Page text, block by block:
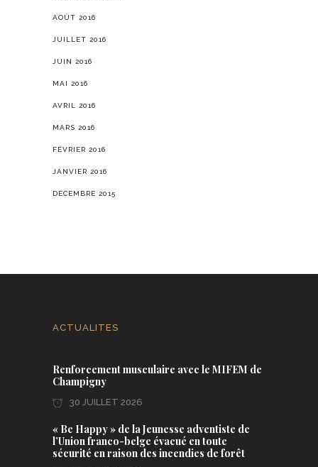
AOÛT 2016
JUILLET 2016
JUIN 2016
MAI 2016
AVRIL 2016
MARS 2016
FÉVRIER 2016
JANVIER 2016
DÉCEMBRE 2015
ACTUALITES
Renforcement musculaire avec le MIFEM de
Champigny
30 JUILLET 2026
« Be Happy » de la Jeunesse adventiste de
l’Union franco-belge évacué en toute
sécurité en raison des incendies de forêt